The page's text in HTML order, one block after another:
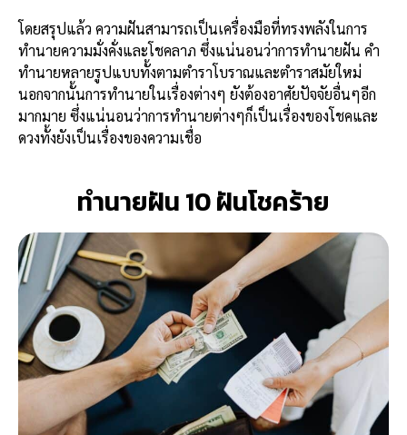
โดยสรุปแล้ว ความฝันสามารถเป็นเครื่องมือที่ทรงพลังในการ
ทำนายความมั่งคั่งและโชคลาภ ซึ่งแน่นอนว่าการทำนายฝัน คำ
ทำนายหลายรูปแบบทั้งตามตำราโบราณและตำราสมัยใหม่
นอกจากนั้นการทำนายในเรื่องต่างๆ ยังต้องอาศัยปัจจัยอื่นๆอีก
มากมาย ซึ่งแน่นอนว่าการทำนายต่างๆก็เป็นเรื่องของโชคและ
ดวงทั้งยังเป็นเรื่องของความเชื่อ
ทำนายฝัน 10 ฝันโชคร้าย